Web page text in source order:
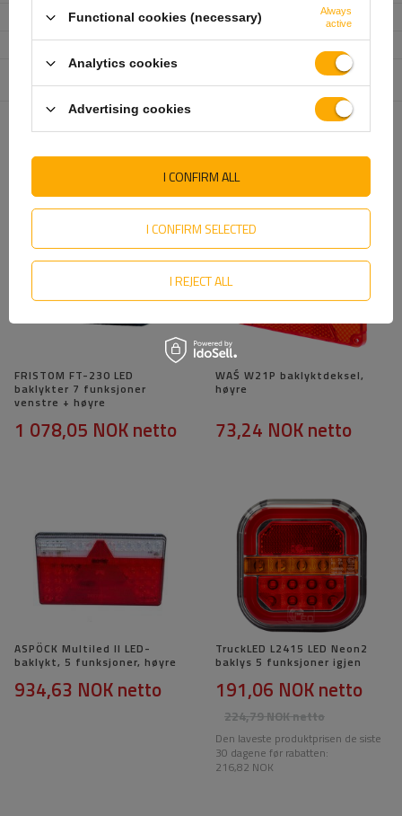
55 mm
Beskyttelsesklasse
IP 54
Enhet som er ansvarlig for
dette produktet i EU
Aspöck Systems Polska Sp. z o.o. Mer
FRISTOM FT-230 LED
baklykter 7 funksjoner
venstre + høyre
1 078,05 NOKnetto
WAŚ W21P baklyktdeksel,
høyre
73,24 NOKnetto
ASPÖCK Multiled II LED-
baklykt, 5 funksjoner, høyre
934,63 NOKnetto
TruckLED L2415 LED Neon2
baklys 5 funksjoner igjen
224,79 NOKnetto
191,06 NOKnetto
Den laveste produktprisen de siste
30 dagene før rabatten:
216,82 NOK
Functional cookies (necessary)
Always
active
Analytics cookies
Advertising cookies
I CONFIRM SELECTED
I REJECT ALL
I CONFIRM ALL